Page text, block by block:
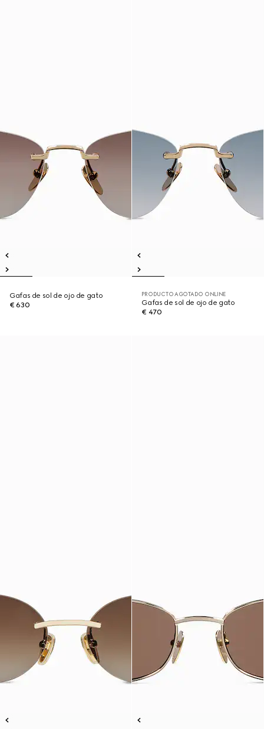
Gafas de sol de ojo de gato
€ 630
PRODUCTO AGOTADO ONLINE
Gafas de sol de ojo de gato
€ 470